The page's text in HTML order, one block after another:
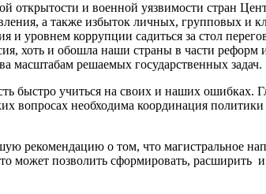
открытости и военной уязвимости стран
а также избыток личных, групповых и
и уровнем коррупции садиться за стол
хоть и обошла наши страны в части реформ
масштабам решаемых государственных задач.
быстро учиться на своих и наших ошибках.
вопросах необходима координация
рекомендацию о том, что магистральное
может позволить сформировать, расширить